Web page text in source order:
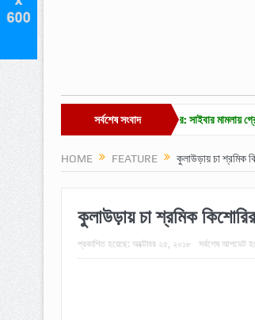
সর্বশেষ সংবাদ
ভিডিওকে ‘এআই’ দাবি এমপি নাসেরের: সাইবার মামলায় গ্রেপ্তার আরও
HOME FEATURE কুলাউড়ায় চা শ্রমিক
কুলাউড়ায় চা শ্রমিক
প্রকাশিত হয়েছে: অক্টোবর ২৫, ২০১৮ সর্বশেষ আপডেট